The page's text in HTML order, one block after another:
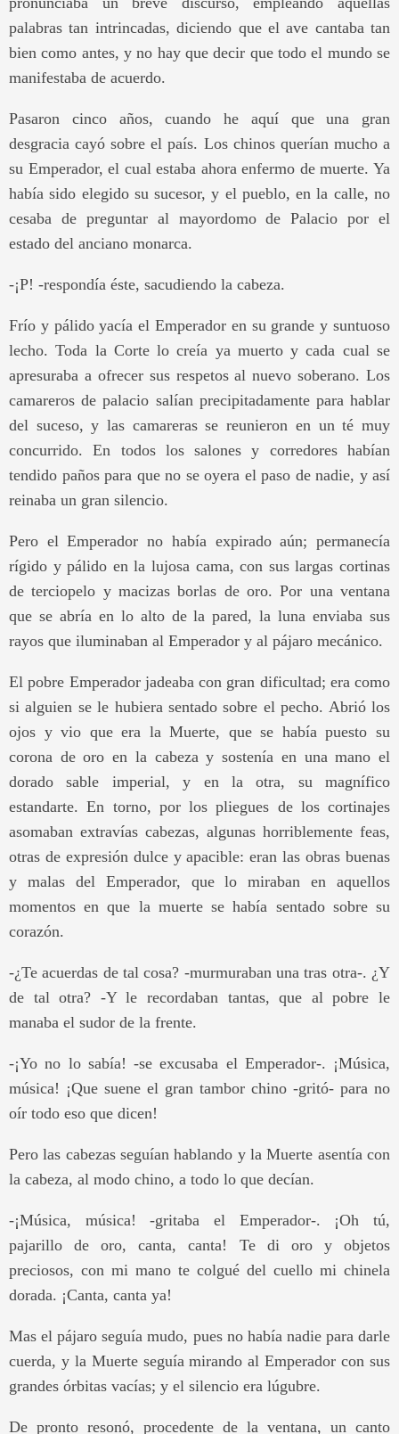
palabras tan intrincadas, diciendo que el ave cantaba tan
bien como antes, y no hay que decir que todo el mundo se
manifestaba de acuerdo.
Pasaron cinco años, cuando he aquí que una gran
desgracia cayó sobre el país. Los chinos querían mucho a
su Emperador, el cual estaba ahora enfermo de muerte. Ya
había sido elegido su sucesor, y el pueblo, en la calle, no
cesaba de preguntar al mayordomo de Palacio por el
estado del anciano monarca.
-¡P! -respondía éste, sacudiendo la cabeza.
Frío y pálido yacía el Emperador en su grande y suntuoso
lecho. Toda la Corte lo creía ya muerto y cada cual se
apresuraba a ofrecer sus respetos al nuevo soberano. Los
camareros de palacio salían precipitadamente para hablar
del suceso, y las camareras se reunieron en un té muy
concurrido. En todos los salones y corredores habían
tendido paños para que no se oyera el paso de nadie, y así
reinaba un gran silencio.
Pero el Emperador no había expirado aún; permanecía
rígido y pálido en la lujosa cama, con sus largas cortinas
de terciopelo y macizas borlas de oro. Por una ventana
que se abría en lo alto de la pared, la luna enviaba sus
rayos que iluminaban al Emperador y al pájaro mecánico.
El pobre Emperador jadeaba con gran dificultad; era como
si alguien se le hubiera sentado sobre el pecho. Abrió los
ojos y vio que era la Muerte, que se había puesto su
corona de oro en la cabeza y sostenía en una mano el
dorado sable imperial, y en la otra, su magnífico
estandarte. En torno, por los pliegues de los cortinajes
asomaban extravías cabezas, algunas horriblemente feas,
otras de expresión dulce y apacible: eran las obras buenas
y malas del Emperador, que lo miraban en aquellos
momentos en que la muerte se había sentado sobre su
corazón.
-¿Te acuerdas de tal cosa? -murmuraban una tras otra-. ¿Y
de tal otra? -Y le recordaban tantas, que al pobre le
manaba el sudor de la frente.
-¡Yo no lo sabía! -se excusaba el Emperador-. ¡Música,
música! ¡Que suene el gran tambor chino -gritó- para no
oír todo eso que dicen!
Pero las cabezas seguían hablando y la Muerte asentía con
la cabeza, al modo chino, a todo lo que decían.
-¡Música, música! -gritaba el Emperador-. ¡Oh tú,
pajarillo de oro, canta, canta! Te di oro y objetos
preciosos, con mi mano te colgué del cuello mi chinela
dorada. ¡Canta, canta ya!
Mas el pájaro seguía mudo, pues no había nadie para darle
cuerda, y la Muerte seguía mirando al Emperador con sus
grandes órbitas vacías; y el silencio era lúgubre.
De pronto resonó, procedente de la ventana, un canto